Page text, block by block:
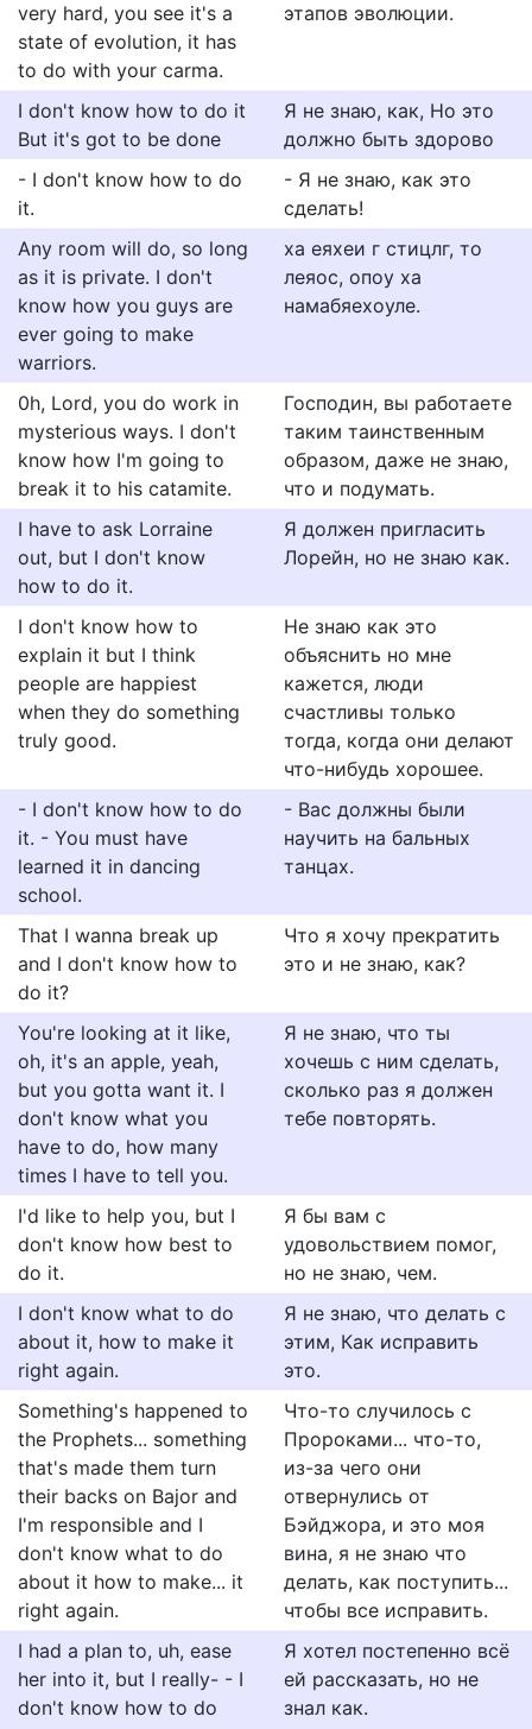
very hard, you see it's a
state of evolution, it has
to do with your carma.
этапов эволюции.
I don't know how to do it
But it's got to be done
Я не знаю, как, Но это
должно быть здорово
- I don't know how to do
it.
- Я не знаю, как это
сделать!
Any room will do, so long
as it is private. I don't
know how you guys are
ever going to make
warriors.
ха еяхеи г стицлг, то
леяос, опоу ха
намабяехоуле.
0h, Lord, you do work in
mysterious ways. I don't
know how I'm going to
break it to his catamite.
Господин, вы работаете
таким таинственным
образом, даже не знаю,
что и подумать.
I have to ask Lorraine
out, but I don't know
how to do it.
Я должен пригласить
Лорейн, но не знаю как.
I don't know how to
explain it but I think
people are happiest
when they do something
truly good.
Не знаю как это
объяснить но мне
кажется, люди
счастливы только
тогда, когда они делают
что-нибудь хорошее.
- I don't know how to do
it. - You must have
learned it in dancing
school.
- Вас должны были
научить на бальных
танцах.
That I wanna break up
and I don't know how to
do it?
Что я хочу прекратить
это и не знаю, как?
You're looking at it like,
oh, it's an apple, yeah,
but you gotta want it. I
don't know what you
have to do, how many
times I have to tell you.
Я не знаю, что ты
хочешь с ним сделать,
сколько раз я должен
тебе повторять.
I'd like to help you, but I
don't know how best to
do it.
Я бы вам с
удовольствием помог,
но не знаю, чем.
I don't know what to do
about it, how to make it
right again.
Я не знаю, что делать с
этим, Как исправить
это.
Something's happened to
the Prophets... something
that's made them turn
their backs on Bajor and
I'm responsible and I
don't know what to do
about it how to make... it
right again.
Что-то случилось с
Пророками... что-то,
из-за чего они
отвернулись от
Бэйджора, и это моя
вина, я не знаю что
делать, как поступить...
чтобы все исправить.
I had a plan to, uh, ease
her into it, but I really- - I
don't know how to do
Я хотел постепенно всё
ей рассказать, но не
знал как.